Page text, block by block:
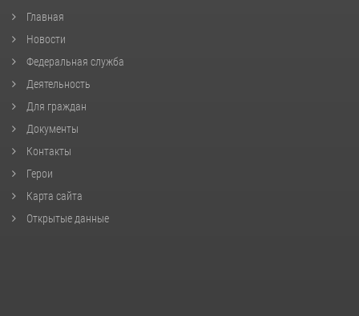
Главная
Новости
Федеральная служба
Деятельность
Для граждан
Документы
Контакты
Герои
Карта сайта
Открытые данные